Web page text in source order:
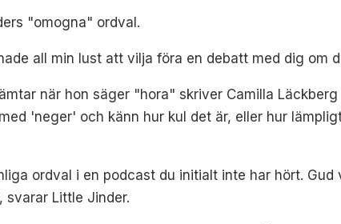
"omogna" ordval.
all min lust att vilja föra en debatt med dig om
när hon säger "hora" skriver Camilla
'neger' och känn hur kul det är, eller hur
ordval i en podcast du initialt inte har hört. Gud
Little Jinder.